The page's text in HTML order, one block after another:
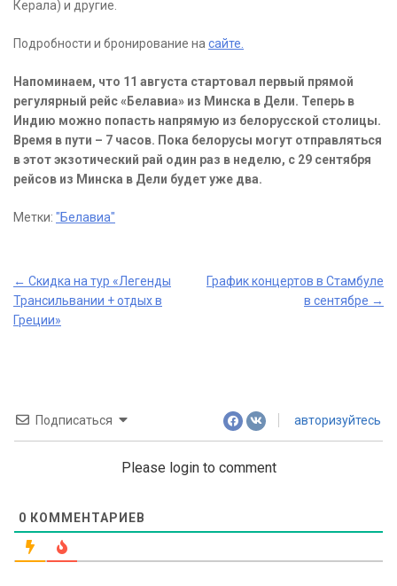
Керала) и другие.
Подробности и бронирование на сайте.
Напоминаем, что 11 августа стартовал первый прямой
регулярный рейс «Белавиа» из Минска в Дели. Теперь в
Индию можно попасть напрямую из белорусской столицы.
Время в пути – 7 часов. Пока белорусы могут отправляться
в этот экзотический рай один раз в неделю, с 29 сентября
рейсов из Минска в Дели будет уже два.
Метки: "Белавиа"
Post
navigation
← Скидка на тур «Легенды
Трансильвании + отдых в
Греции»
График концертов в Стамбуле
в сентябре →
Подписаться авторизуйтесь
Please login to comment
0 КОММЕНТАРИЕВ